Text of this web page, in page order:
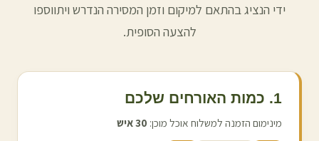
ידי הנציג בהתאם למיקום וזמן המסירה הנדרש ויתווספו
להצעה הסופית.
1. כמות האורחים שלכם
מינימום הזמנה למשלוח אוכל מוכן: 30איש